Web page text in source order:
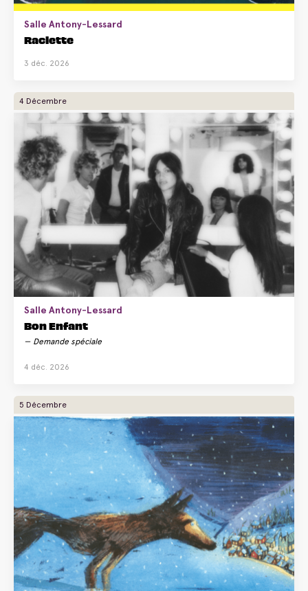
Salle Antony-Lessard
Raclette
3 déc. 2026
4 Décembre
Salle Antony-Lessard
Bon Enfant
Demande spéciale
4 déc. 2026
5 Décembre